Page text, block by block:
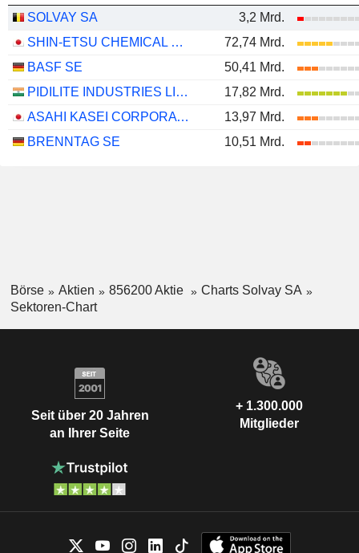
SOLVAY SA
3,2 Mrd.
SHIN-ETSU CHEMICAL CO., LTD.
72,74 Mrd.
BASF SE
50,41 Mrd.
PIDILITE INDUSTRIES LIMITED
17,82 Mrd.
ASAHI KASEI CORPORATION
13,97 Mrd.
BRENNTAG SE
10,51 Mrd.
Börse Aktien 856200 Aktie
Charts Solvay SA
Sektoren-Chart
Seit über 20 Jahren
an Ihrer Seite
+ 1.300.000
Mitglieder